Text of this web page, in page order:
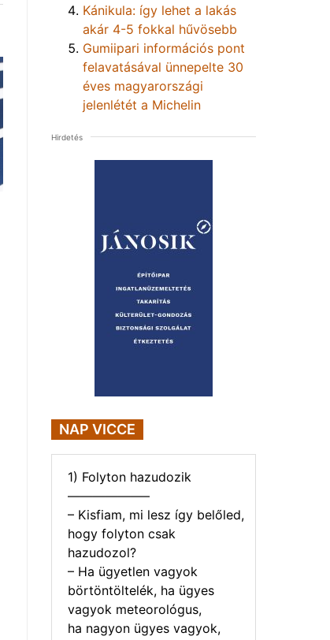
Kánikula: így lehet a lakás
akár 4-5 fokkal hűvösebb
Gumiipari információs pont
felavatásával ünnepelte 30
éves magyarországi
jelenlétét a Michelin
Hirdetés
NAP VICCE
1) Folyton hazudozik
——————–
– Kisfiam, mi lesz így belőled,
hogy folyton csak
hazudozol?
– Ha ügyetlen vagyok
börtöntöltelék, ha ügyes
vagyok meteorológus,
ha nagyon ügyes vagyok,